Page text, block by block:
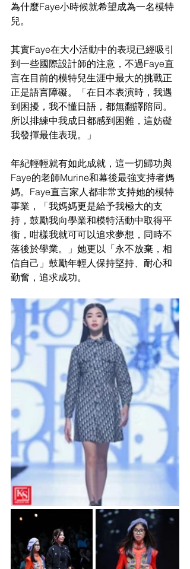
為什麼Faye小時候就希望成為一名模特
兒。
其實Faye在大小活動中的表現已經吸引
到一些國際設計師的注意，不過Faye直
言在目前的模特兒生涯中最大的挑戰正
正是語言障礙。「在日本表演時，我遇
到困擾，我不懂日語，都無翻譯陪同。
所以排練中我成日都感到困難，這妨礙
我發揮最佳表現。」
年紀輕輕就有如此成就，這一切歸功與
Faye的老師Murine和幕後最強支持者媽
媽。Faye直言家人都非常支持她的模特
事業，「我媽媽更是給予我極大的支
持，鼓勵我向學業和模特活動中取得平
衡，咁樣我就可可以追求夢想，同時不
落後於學業。」她更以「永不放棄，相
信自己」鼓勵年輕人保持堅持、耐心和
勤奮，追求成功。